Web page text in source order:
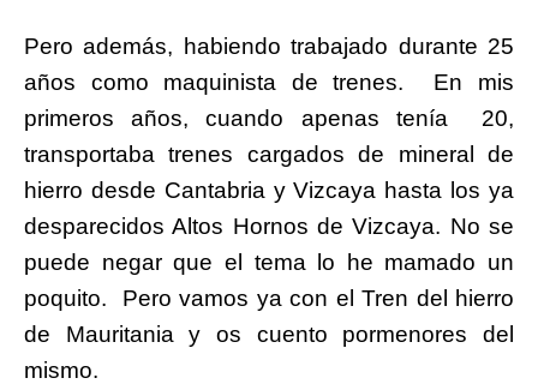
Pero además, habiendo trabajado durante 25
años como maquinista de trenes.
En mis
primeros años, cuando apenas tenía 20,
transportaba trenes cargados de mineral de
hierro desde Cantabria y Vizcaya hasta los ya
desparecidos Altos Hornos de Vizcaya. No se
puede negar que el tema lo he mamado un
poquito. Pero vamos ya con el Tren del hierro
de Mauritania y os cuento pormenores del
mismo.